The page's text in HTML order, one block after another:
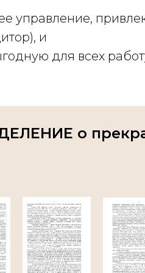
управление,
и
для всех
о